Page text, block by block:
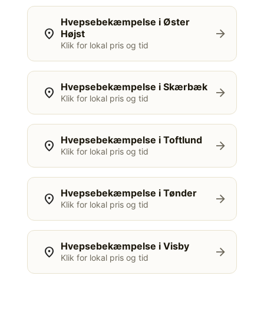
location_on
Hvepsebekæmpelse i Øster
Højst
Klik for lokal pris og tid
arrow_forward
location_on Hvepsebekæmpelse i Skærbæk
Klik for lokal pris og tid arrow_forward
location_on Hvepsebekæmpelse i Toftlund
Klik for lokal pris og tid arrow_forward
location_on Hvepsebekæmpelse i Tønder
Klik for lokal pris og tid arrow_forward
location_on Hvepsebekæmpelse i Visby
Klik for lokal pris og tid arrow_forward